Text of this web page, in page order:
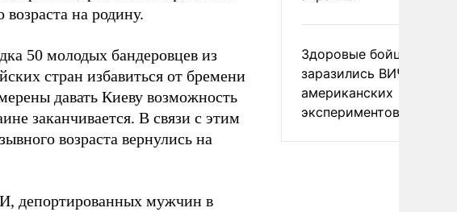
на родину.
50 молодых бандеровцев из
стран избавиться от бремени
давать Киеву возможность
заканчивается. В связи с этим
возраста вернулись на
депортированных мужчин в
Здоровые бойцы ВСУ
заразились ВИЧ после
американских
экспериментов